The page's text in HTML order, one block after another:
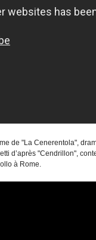
de "La Cenerentola",
d’après "Cendrillon",
à Rome.